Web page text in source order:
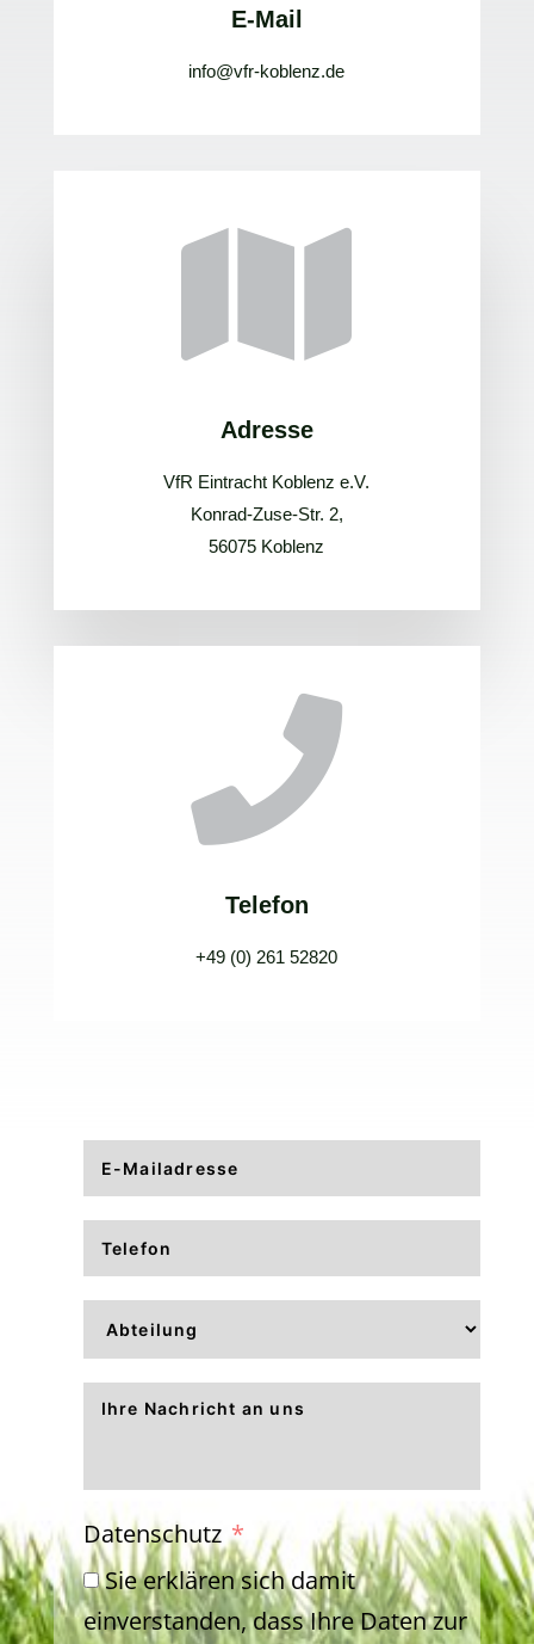
E-Mail
info@vfr-koblenz.de

Adresse
VfR Eintracht Koblenz e.V.
Konrad-Zuse-Str. 2,
56075 Koblenz

Telefon
+49 (0) 261 52820
Datenschutz
Sie erklären sich damit
einverstanden, dass Ihre Daten zur